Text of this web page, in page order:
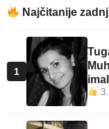
Najčitanije
1